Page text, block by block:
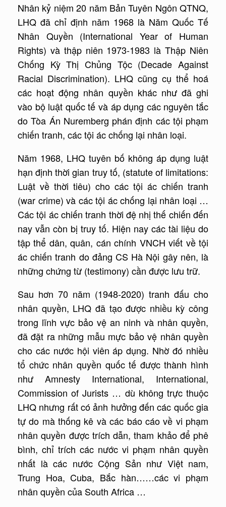
Nhân kỷ niệm 20 năm Bản Tuyên Ngôn QTNQ,
LHQ đã chỉ định năm 1968 là Năm Quốc Tế
Nhân Quyền (International Year of Human
Rights) và thập niên 1973-1983 là Thập Niên
Chống Kỳ Thị Chủng Tộc (Decade Against
Racial Discrimination). LHQ cũng cụ thể hoá
các hoạt động nhân quyền khác như đã ghi
vào bộ luật quốc tế và áp dụng các nguyên tắc
do Tòa Án Nuremberg phán định các tội phạm
chiến tranh, các tội ác chống lại nhân loại.
Năm 1968, LHQ tuyên bố không áp dụng luật
hạn định thời gian truy tố, (statute of limitations:
Luật về thời tiêu) cho các tội ác chiến tranh
(war crime) và các tội ác chống lại nhân loại …
Các tội ác chiến tranh thời đệ nhị thế chiến đến
nay vẫn còn bị truy tố. Hiện nay các tài liệu do
tập thể dân, quân, cán chính VNCH viết về tội
ác chiến tranh do đảng CS Hà Nội gây nên, là
những chứng từ (testimony) cần được lưu trữ.
Sau hơn 70 năm (1948-2020) tranh đấu cho
nhân quyền, LHQ đã tạo được nhiều kỳ công
trong lĩnh vực bảo vệ an ninh và nhân quyền,
đã đặt ra những mẫu mực bảo vệ nhân quyền
cho các nước hội viên áp dụng. Nhờ đó nhiều
tổ chức nhân quyền quốc tế được thành hình
như Amnesty International, International,
Commission of Jurists … dù không trực thuộc
LHQ nhưng rất có ảnh hưởng đến các quốc gia
tự do mà thống kê và các báo cáo về vi phạm
nhân quyền được trích dẫn, tham khảo để phê
bình, chỉ trích các nước vi phạm nhân quyền
nhất là các nước Cộng Sản như Việt nam,
Trung Hoa, Cuba, Bắc hàn……các vi phạm
nhân quyền của South Africa …